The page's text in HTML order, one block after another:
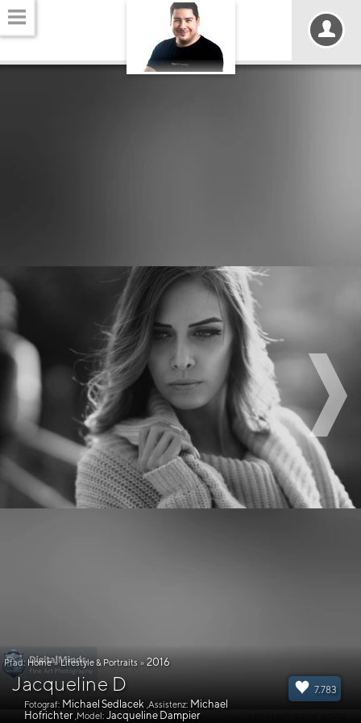
7.783
Pfad: Home » Lifestyle & Portraits » 2016
Jacqueline D
Fotograf: Michael Sedlacek ,Assistenz: Michael
Hofrichter ,Model: Jacqueline Dampier